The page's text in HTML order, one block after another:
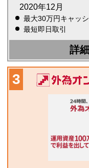
2020年12月
最大30万円キャッ
最短即日取引
詳